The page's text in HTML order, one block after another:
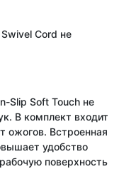
Cord не
Slip Soft Touch не
В комплект входит
Встроенная
удобство
поверхность